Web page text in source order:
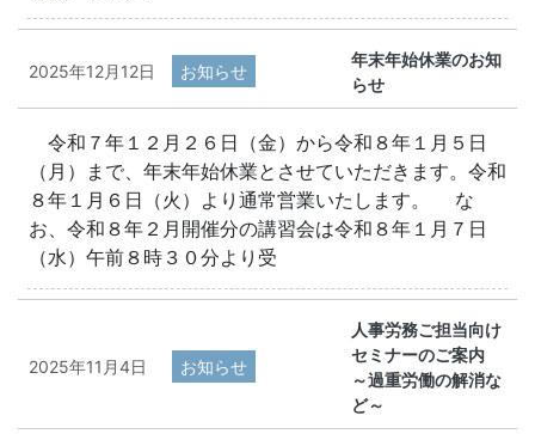
2025年12月12日 お知らせ
年末年始休業のお知
らせ
令和７年１２月２６日（金）から令和８年１月５日
（月）まで、年末年始休業とさせていただきます。令和
８年１月６日（火）より通常営業いたします。 な
お、令和８年２月開催分の講習会は令和８年１月７日
（水）午前８時３０分より受
2025年11月4日 お知らせ
人事労務ご担当向け
セミナーのご案内
～過重労働の解消な
ど～